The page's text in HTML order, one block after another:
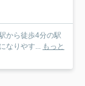
から徒歩4分の駅
なりやす... もっと